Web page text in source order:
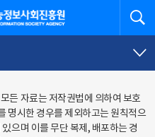
흥원
든 자료는 저작권법에 의하여 보호
명시한 경우를 제외하고는 원칙적으
으며 이를 무단 복제, 배포하는 경